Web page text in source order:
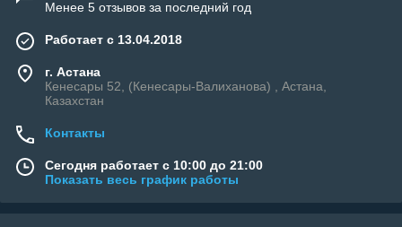
Менее 5 отзывов за последний год
Работает с 13.04.2018
г. Астана
Кенесары 52, (Кенесары-Валиханова) , Астана,
Казахстан
Контакты
Сегодня работает с 10:00 до 21:00
Показать весь график работы